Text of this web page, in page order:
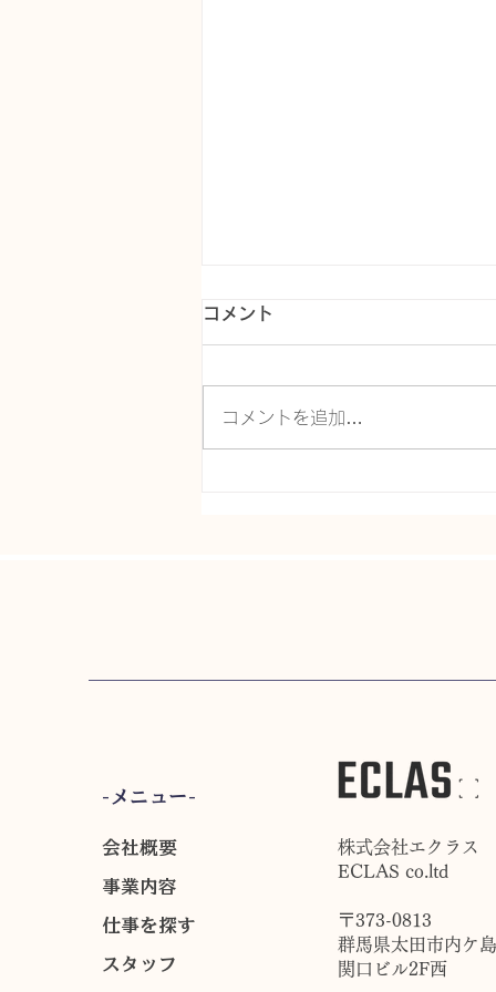
コメント
コメントを追加…
-メニュー-
会社概要
事業内容
仕事を探す
スタッフ
株式会社エクラス
ECLAS co.ltd
〒373-0813
群馬県太田市内ケ
関口ビル2F西